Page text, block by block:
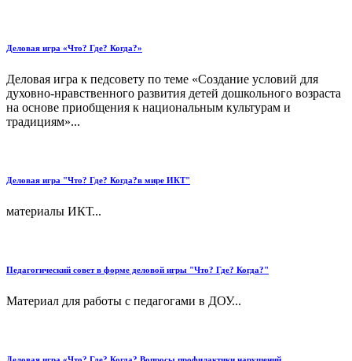
Деловая игра «Что? Где? Когда?»
Деловая игра к педсовету по теме «Создание условий для
духовно-нравственного развития детей дошкольного возраста
на основе приобщения к национальным культурам и
традициям»...
Деловая игра "Что? Где? Когда?в мире ИКТ"
материалы ИКТ...
Педагогический совет в форме деловой игры "Что? Где? Когда?"
Материал для работы с педагогами в ДОУ...